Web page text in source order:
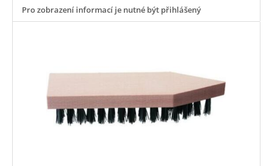
Pro zobrazení informací je nutné být přihlášený